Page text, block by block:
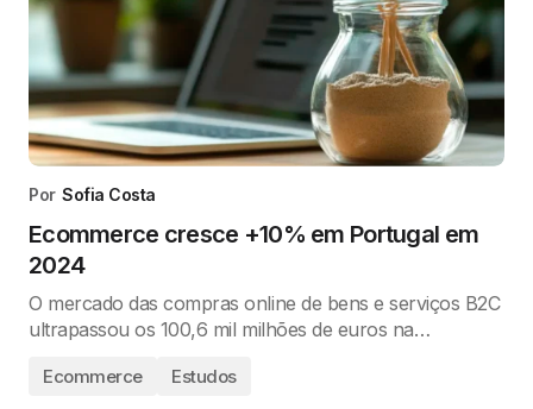
Por Sofia Costa
Ecommerce cresce +10% em Portugal em
2024
O mercado das compras online de bens e serviços B2C
ultrapassou os 100,6 mil milhões de euros na…
Ecommerce Estudos